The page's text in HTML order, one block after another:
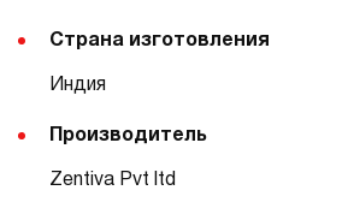
Страна изготовления
Индия
Производитель
Zentiva Pvt ltd